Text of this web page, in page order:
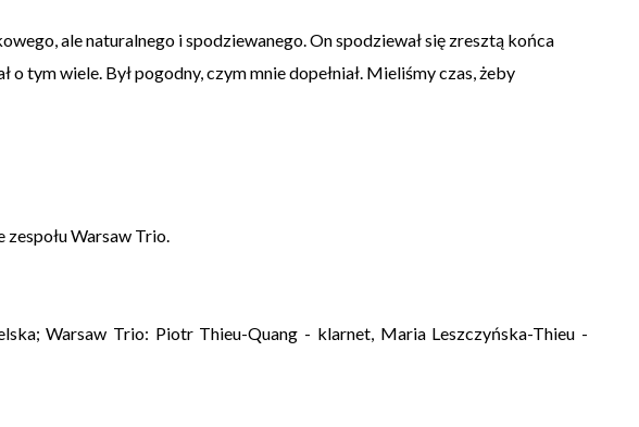
ale naturalnego i spodziewanego. On spodziewał się zresztą końca
o tym wiele. Był pogodny, czym mnie dopełniał. Mieliśmy czas, żeby
Warsaw Trio.
Warsaw Trio: Piotr Thieu-Quang - klarnet, Maria Leszczyńska-Thieu -